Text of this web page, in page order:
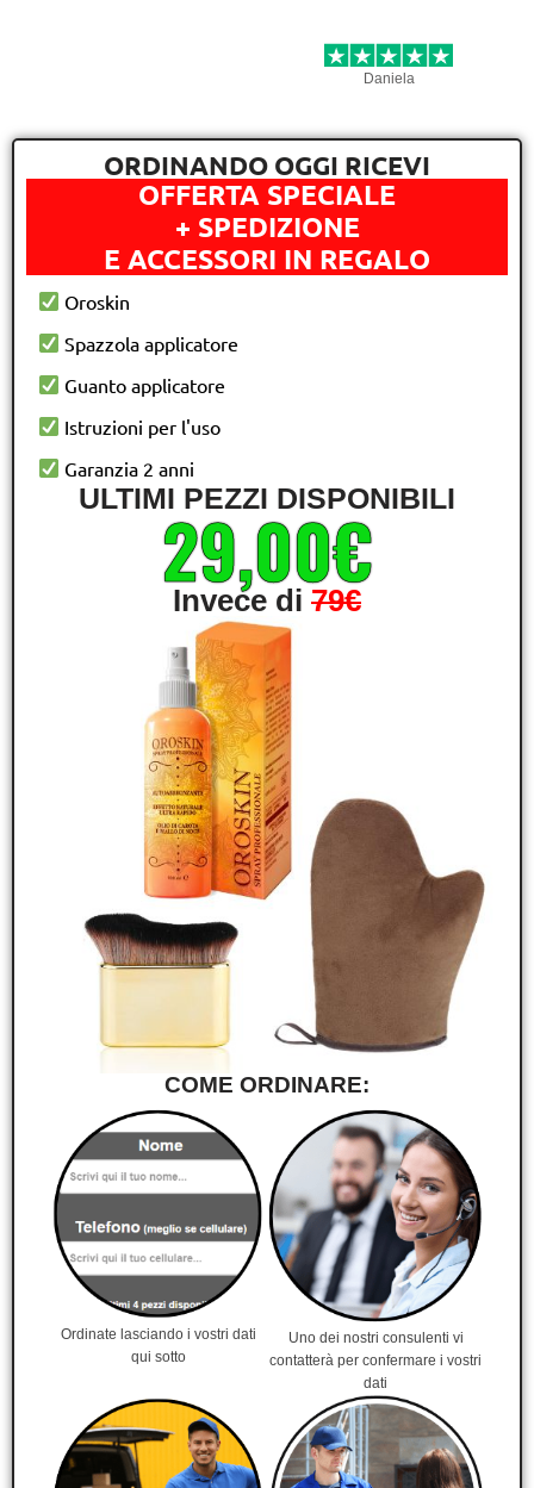
Daniela
ORDINANDO OGGI RICEVI
OFFERTA SPECIALE
+ SPEDIZIONE
E ACCESSORI IN REGALO
Oroskin
Spazzola applicatore
Guanto applicatore
Istruzioni per l'uso
Garanzia 2 anni
ULTIMI PEZZI DISPONIBILI
29,00€
Invece di 79€
COME ORDINARE:
Ordinate lasciando i vostri dati
qui sotto
Uno dei nostri consulenti vi
contatterà per confermare i vostri
dati